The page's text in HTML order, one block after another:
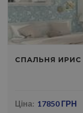
СПАЛЬНЯ
Ціна: 17850 ГРН